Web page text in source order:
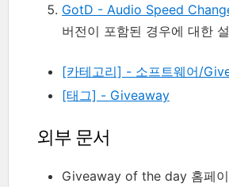
GotD - Audio Speed
버전이 포함된 경우에 대한
[카테고리] - 소프트웨어/
[태그] - Giveaway
외부 문서
Giveaway of the day 홈페